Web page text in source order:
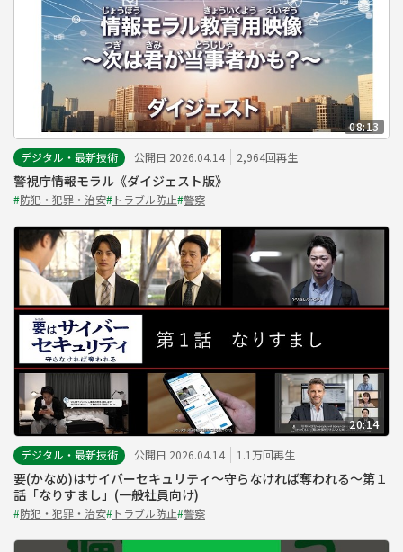
08:13
デジタル・最新技術
公開日 2026.04.14 2,964回再生
警視庁情報モラル《ダイジェスト版》
#防犯・犯罪・治安#トラブル防止#警察
20:14
デジタル・最新技術
公開日 2026.04.14 1.1万回再生
要(かなめ)はサイバーセキュリティ～守らなければ奪われる～第１
話「なりすまし」(一般社員向け)
#防犯・犯罪・治安#トラブル防止#警察